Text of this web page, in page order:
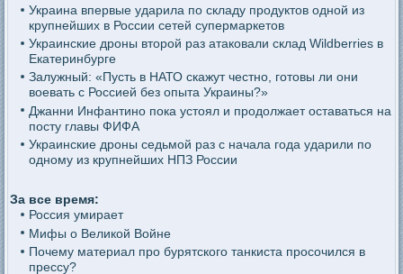
Украина впервые ударила по складу продуктов одной из
крупнейших в России сетей супермаркетов
Украинские дроны второй раз атаковали склад Wildberries в
Екатеринбурге
Залужный: «Пусть в НАТО скажут честно, готовы ли они
воевать с Россией без опыта Украины?»
Джанни Инфантино пока устоял и продолжает оставаться на
посту главы ФИФА
Украинские дроны седьмой раз с начала года ударили по
одному из крупнейших НПЗ России
За все время:
Россия умирает
Мифы о Великой Войне
Почему материал про бурятского танкиста просочился в
прессу?